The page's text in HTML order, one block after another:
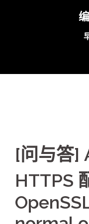
[问与答]
HTTPS